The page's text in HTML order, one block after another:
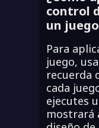
control
un
Para
juego,
recuerda
cada
ejecutes
mostrará